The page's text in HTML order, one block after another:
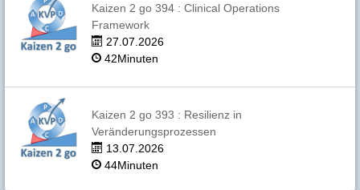
Kaizen 2 go 394 : Clinical Operations
Framework
27.07.2026
42Minuten
Kaizen 2 go 393 : Resilienz in
Veränderungsprozessen
13.07.2026
44Minuten